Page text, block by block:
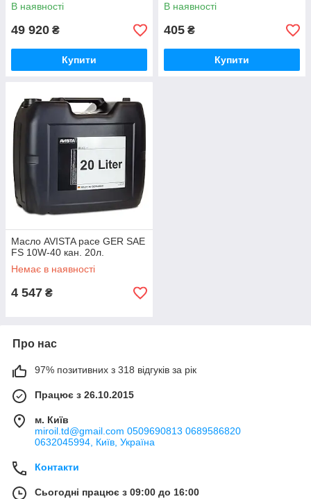
В наявності
49 920 ₴
Купити
В наявності
405 ₴
Купити
Масло AVISTA pace GER SAE
FS 10W-40 кан. 20л.
Немає в наявності
4 547 ₴
Про нас
97% позитивних з 318 відгуків за рік
Працює з 26.10.2015
м. Київ
miroil.td@gmail.com 0509690813 0689586820
0632045994, Київ, Україна
Контакти
Сьогодні працює з 09:00 до 16:00